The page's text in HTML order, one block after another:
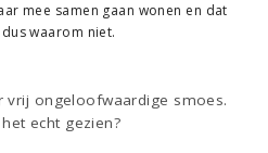
mee samen gaan wonen en dat
waarom niet.
vrij ongeloofwaardige smoes.
echt gezien?